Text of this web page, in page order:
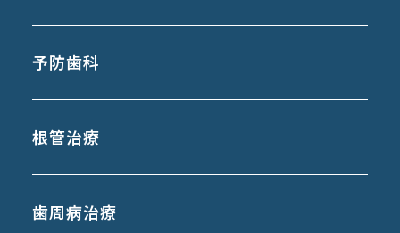
予防歯科
根管治療
歯周病治療